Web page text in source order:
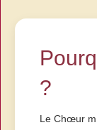
?
Le Chœur